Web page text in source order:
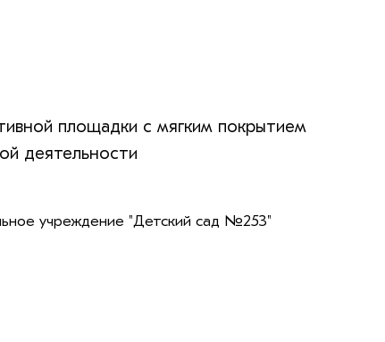
площадки с мягким покрытием
деятельности
учреждение "Детский сад №253"